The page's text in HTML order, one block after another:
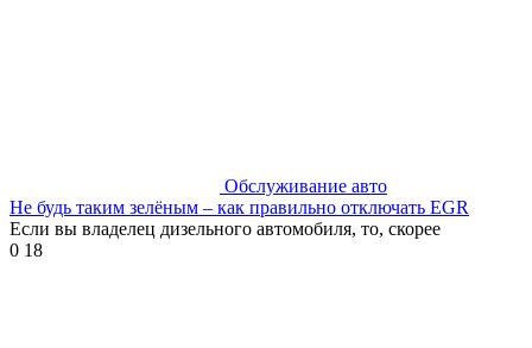
Обслуживание авто
Не будь таким зелёным – как правильно отключать EGR
Если вы владелец дизельного автомобиля, то, скорее
0 18